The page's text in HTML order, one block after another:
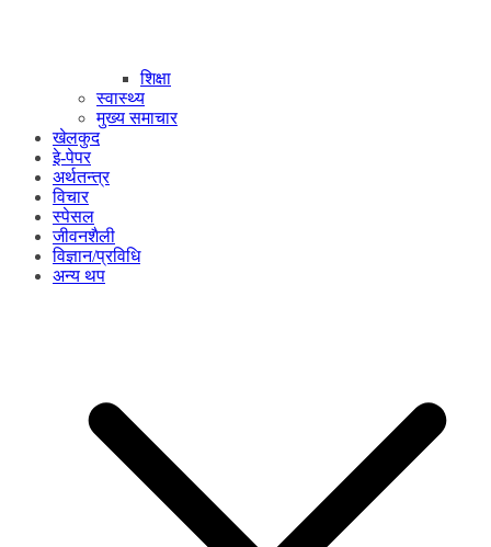
शिक्षा
स्वास्थ्य
मुख्य समाचार
खेलकुद
इे-पेपर
अर्थतन्त्र
विचार
स्पेसल
जीवनशैली
विज्ञान/प्रविधि
अन्य थप